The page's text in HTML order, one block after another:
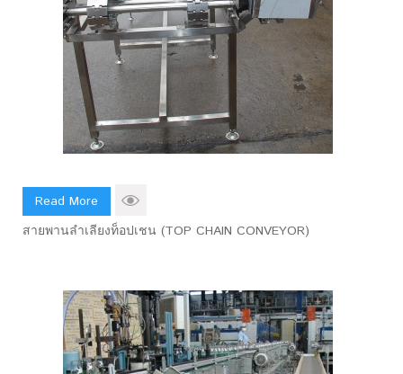
Read More
สายพานลำเลียงท็อปเชน (TOP CHAIN CONVEYOR)